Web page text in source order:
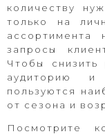
количеству
только на
ассортимента
запросы
Чтобы
аудиторию и
пользуются
от сезона и
Посмотрите